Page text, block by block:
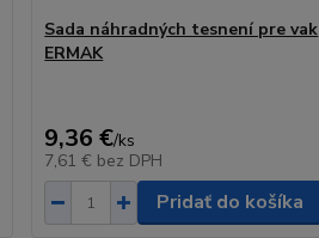
Sada náhradných tesnení pre vak
ERMAK
9,36 €/ks
7,61 € bez DPH
Pridať do košíka